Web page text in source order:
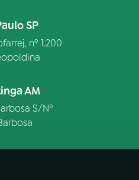
SP
nº 1.200
AM
S/Nº